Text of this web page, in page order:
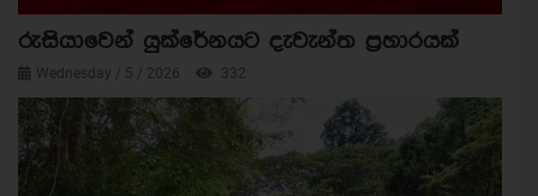
රුසියාවෙන් යුක්රේනයට දැවැන්ත ප්‍රහාරයක්
Wednesday / 5 / 2026 332